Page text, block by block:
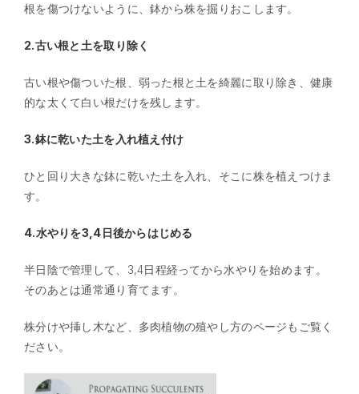
根を傷つけないように、鉢から株を掘りおこします。
2.古い根と土を取り除く
古い根や傷ついた根、弱った根と土を綺麗に取り除き、健康
的な太くて白い根だけを残します。
3.鉢に乾いた土を入れ植え付け
ひと回り大きな鉢に乾いた土を入れ、そこに株を植えつけま
す。
4.水やりを3,4日後からはじめる
半日陰で管理して、3,4日程経ってから水やりを始めます。
そのあとは通常通り育てます。
株分けや挿し木など、多肉植物の殖やし方のページもご覧く
ださい。